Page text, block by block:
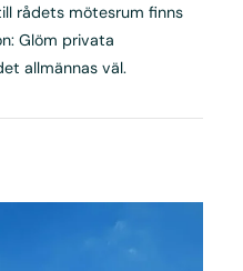
rådets mötesrum finns
Glöm privata
allmännas väl.